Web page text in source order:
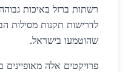
רשתות ברזל באיכות
לדרישות תקנות מסילות
שהוטמעו בישראל.
פרויקטים אלה